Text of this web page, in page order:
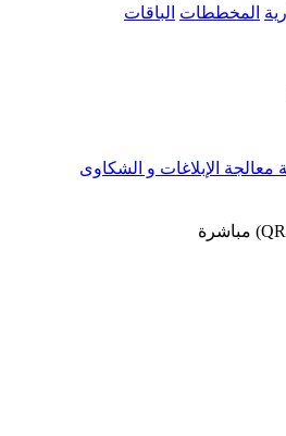
المخططات الباقات
معالجة الإبلاغات و الشكاوى